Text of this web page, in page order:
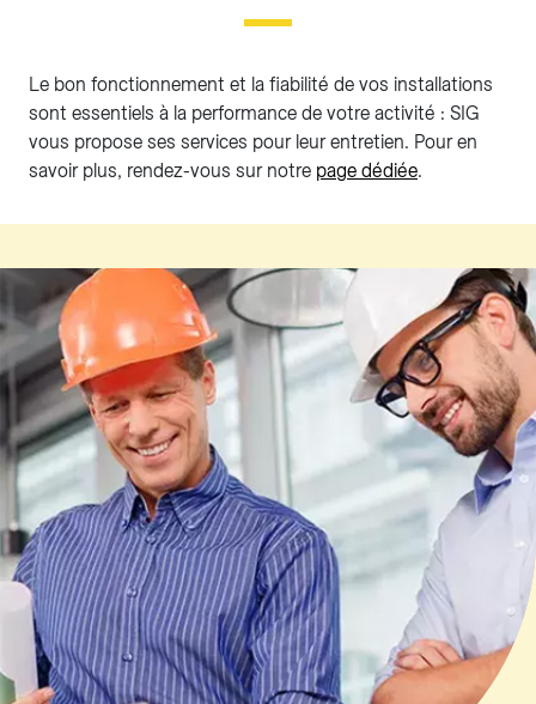
Le bon fonctionnement et la fiabilité de vos installations
sont essentiels à la performance de votre activité : SIG
vous propose ses services pour leur entretien. Pour en
savoir plus, rendez-vous sur notre page dédiée.